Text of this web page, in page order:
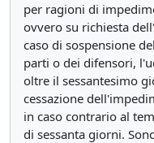
per ragioni di
ovvero su richiesta
caso di sospensione
parti o dei difensori,
oltre il sessantesimo
cessazione
in caso contrario al
di sessanta giorni.